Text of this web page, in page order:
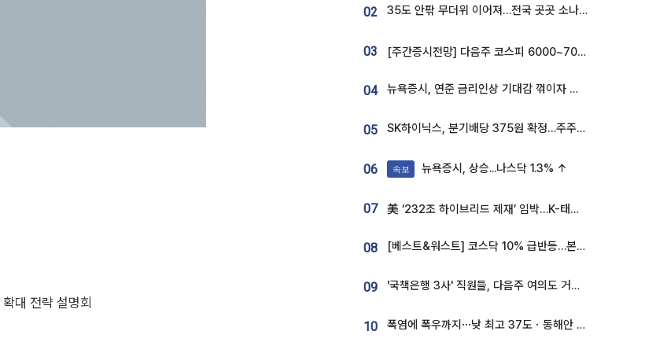
대 전략 설명회
02 35도 안팎 무더위 이어져…전국 곳곳 소나기 [오늘 날씨]
03 [주간증시전망] 다음주 코스피 6000~7000⋯“外人 수급은 정책이 변수”
04 뉴욕증시, 연준 금리인상 기대감 꺾이자 상승...S&P500 사상 최고치 [종합]
05 SK하이닉스, 분기배당 375원 확정…주주환원책 9월로 앞당겨 발표
06 속보 뉴욕증시, 상승...나스닥 1.3% ↑
07 美 ‘232조 하이브리드 제재’ 임박…K-태양광, 불확실성 털고 날개 다나
08 [베스트&워스트] 코스닥 10% 급반등…본느, 최대주주 변경 기대에 270% 폭등
09 '국책은행 3사' 직원들, 다음주 여의도 거리 나서는 까닭은
10 폭염에 폭우까지⋯낮 최고 37도ㆍ동해안 강한 비 [날씨]